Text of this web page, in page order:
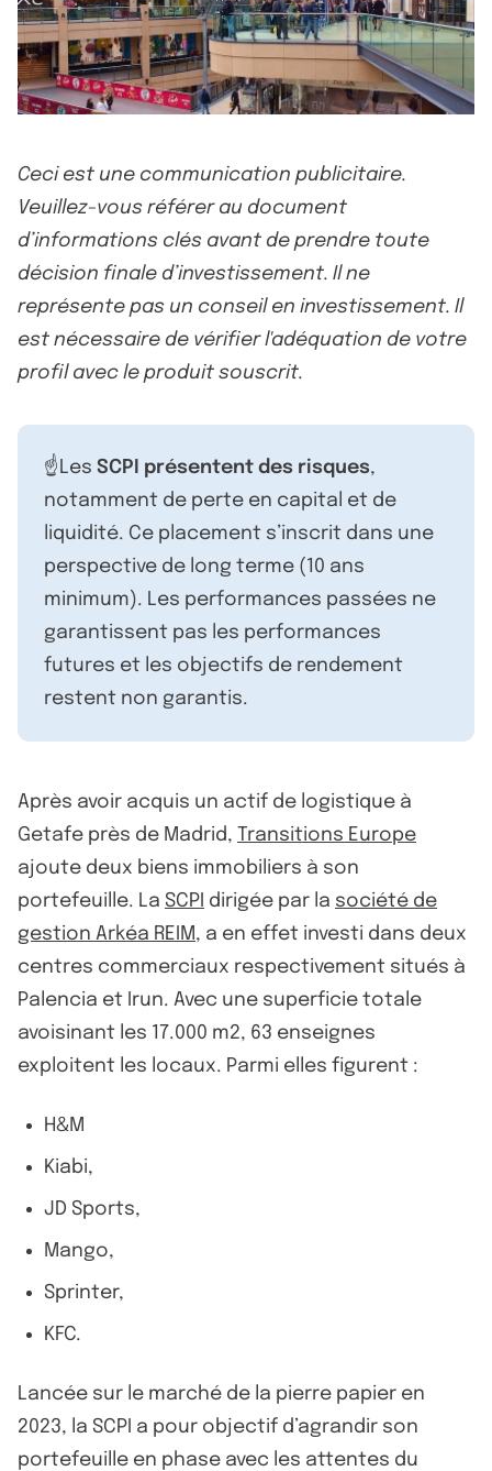
Ceci est une communication publicitaire.
Veuillez-vous référer au document
d’informations clés avant de prendre toute
décision finale d’investissement. Il ne
représente pas un conseil en investissement. Il
est nécessaire de vérifier l'adéquation de votre
profil avec le produit souscrit.
☝️Les SCPI présentent des risques,
notamment de perte en capital et de
liquidité. Ce placement s’inscrit dans une
perspective de long terme (10 ans
minimum). Les performances passées ne
garantissent pas les performances
futures et les objectifs de rendement
restent non garantis.
Après avoir acquis un actif de logistique à
Getafe près de Madrid, Transitions Europe
ajoute deux biens immobiliers à son
portefeuille. La SCPI dirigée par la société de
gestion Arkéa REIM, a en effet investi dans deux
centres commerciaux respectivement situés à
Palencia et Irun. Avec une superficie totale
avoisinant les 17.000 m2, 63 enseignes
exploitent les locaux. Parmi elles figurent :
H&M
Kiabi,
JD Sports,
Mango,
Sprinter,
KFC.
Lancée sur le marché de la pierre papier en
2023, la SCPI a pour objectif d’agrandir son
portefeuille en phase avec les attentes du